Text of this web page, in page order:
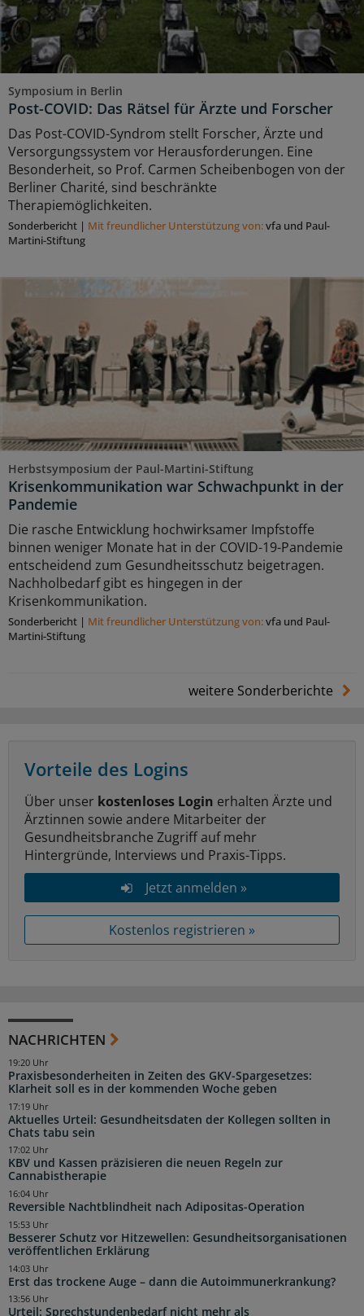
Symposium in Berlin
Post-COVID: Das Rätsel für Ärzte und Forscher
Das Post-COVID-Syndrom stellt Forscher, Ärzte und
Versorgungssystem vor Herausforderungen. Eine
Besonderheit, so Prof. Carmen Scheibenbogen von der
Berliner Charité, sind beschränkte
Therapiemöglichkeiten.
Sonderbericht | Mit freundlicher Unterstützung von:vfa und Paul-
Martini-Stiftung
Herbstsymposium der Paul-Martini-Stiftung
Krisenkommunikation war Schwachpunkt in der
Pandemie
Die rasche Entwicklung hochwirksamer Impfstoffe
binnen weniger Monate hat in der COVID-19-Pandemie
entscheidend zum Gesundheitsschutz beigetragen.
Nachholbedarf gibt es hingegen in der
Krisenkommunikation.
Sonderbericht | Mit freundlicher Unterstützung von:vfa und Paul-
Martini-Stiftung
weitere Sonderberichte
Vorteile des Logins
Über unser kostenloses Login erhalten Ärzte und
Ärztinnen sowie andere Mitarbeiter der
Gesundheitsbranche Zugriff auf mehr
Hintergründe, Interviews und Praxis-Tipps.
Jetzt anmelden »
Kostenlos registrieren »
NACHRICHTEN
Praxisbesonderheiten in Zeiten des GKV-Spargesetzes:
Klarheit soll es in der kommenden Woche geben
19:20 Uhr
Aktuelles Urteil: Gesundheitsdaten der Kollegen sollten in
Chats tabu sein
17:19 Uhr
KBV und Kassen präzisieren die neuen Regeln zur
Cannabistherapie
17:02 Uhr
Reversible Nachtblindheit nach Adipositas-Operation
16:04 Uhr
Besserer Schutz vor Hitzewellen: Gesundheitsorganisationen
veröffentlichen Erklärung
15:53 Uhr
Erst das trockene Auge – dann die Autoimmunerkrankung?
14:03 Uhr
Urteil: Sprechstundenbedarf nicht mehr als
13:56 Uhr